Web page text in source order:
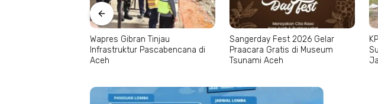
Wapres Gibran Tinjau
Infrastruktur Pascabencana di
Sangerday Fest 2026 Gelar
Praacara Gratis di Museum
KPM UIN Sultanah
Sulap Lahan